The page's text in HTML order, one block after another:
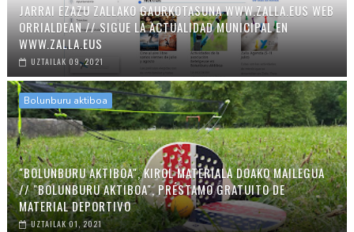
JARRAI EZAZU ZALLAKO GAURKOTASUNA WWW.ZALLA.EUS WEB
ORRIALDEAN // SIGUE LA ACTUALIDAD MUNICIPAL EN
WWW.ZALLA.EUS
UZTAILAK 09, 2021
Bolunburu aktiboa
"BOLUNBURU AKTIBOA", KIROL MATERIALA DOAKO MAILEGUA
// "BOLUNBURU AKTIBOA", PRÉSTAMO GRATUITO DE
MATERIAL DEPORTIVO
UZTAILAK 01, 2021